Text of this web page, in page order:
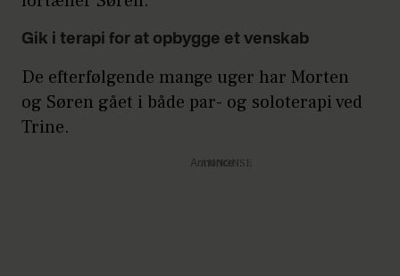
Gik i terapi for at opbygge et venskab
De efterfølgende mange uger har Morten
og Søren gået i både par- og soloterapi ved
Trine.
Annonce